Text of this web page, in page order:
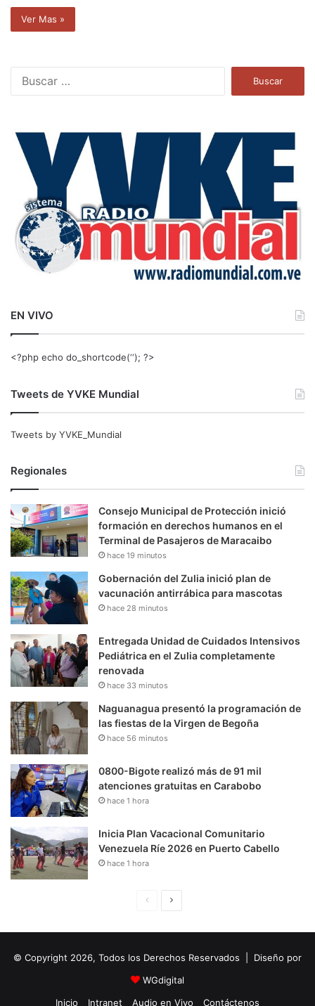
Ver Mas »
a
EN VIVO
<?php echo do_shortcode(‘‘); ?>
Tweets de YVKE Mundial
Tweets by YVKE_Mundial
Regionales
Consejo Municipal de Protección inició
formación en derechos humanos en el
Terminal de Pasajeros de Maracaibo
hace 19 minutos
Gobernación del Zulia inició plan de
vacunación antirrábica para mascotas
hace 28 minutos
Entregada Unidad de Cuidados Intensivos
Pediátrica en el Zulia completamente
renovada
hace 33 minutos
Naguanagua presentó la programación de
las fiestas de la Virgen de Begoña
hace 56 minutos
0800-Bigote realizó más de 91 mil
atenciones gratuitas en Carabobo
hace 1 hora
Inicia Plan Vacacional Comunitario
Venezuela Ríe 2026 en Puerto Cabello
hace 1 hora
i
n
a
u
i
e
© Copyright 2026, Todos los Derechos Reservados | Diseño por
WGdigital
Inicio
Intranet Audio en Vivo Contáctenos